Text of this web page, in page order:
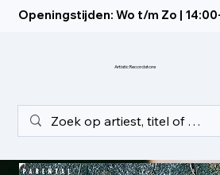
Openingstijden: Wo t/m Zo |
Artistic Recordstore